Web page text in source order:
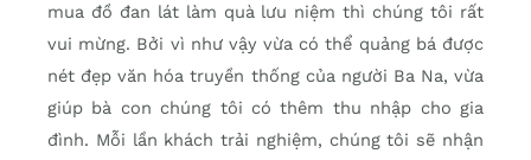
mua đồ đan lát làm quà lưu niệm thì chúng tôi rất
vui mừng. Bởi vì như vậy vừa có thể quảng bá được
nét đẹp văn hóa truyền thống của người Ba Na, vừa
giúp bà con chúng tôi có thêm thu nhập cho gia
đình. Mỗi lần khách trải nghiệm, chúng tôi sẽ nhận